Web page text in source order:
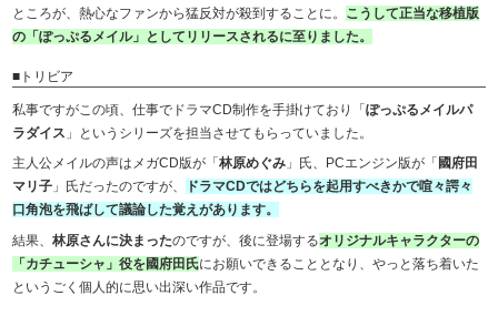
ところが、熱心なファンから猛反対が殺到することに。 こうして正当な移植版
の「ぽっぷるメイル」としてリリースされるに至りました。
■トリビア
私事ですがこの頃、仕事でドラマCD制作を手掛けており「ぽっぷるメイルパ
ラダイス 」というシリーズを担当させてもらっていました。
主人公メイルの声はメガCD版が「林原めぐみ 」氏、PCエンジン版が「 國府田
マリ子 」氏だったのですが、
ドラマCDではどちらを起用すべきかで喧々諤々
口角泡を飛ばして議論した覚えがあります。
結果、林原さんに決まったのですが、後に登場するオリジナルキャラクターの
「カチューシャ」役を國府田氏にお願いできることとなり、やっと落ち着いた
というごく個人的に思い出深い作品です。